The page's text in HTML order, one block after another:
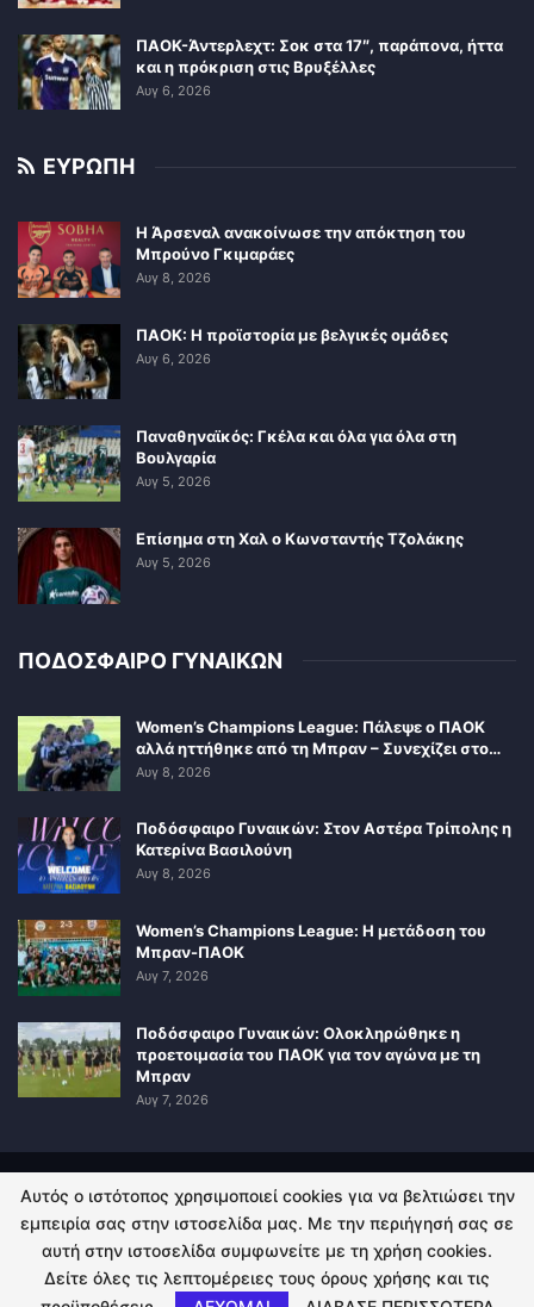
ΠΑΟΚ-Άντερλεχτ: Σοκ στα 17″, παράπονα, ήττα
και η πρόκριση στις Βρυξέλλες
Αυγ 6, 2026
ΕΥΡΩΠΗ
Η Άρσεναλ ανακοίνωσε την απόκτηση του
Μπρούνο Γκιμαράες
Αυγ 8, 2026
ΠΑΟΚ: Η προϊστορία με βελγικές ομάδες
Αυγ 6, 2026
Παναθηναϊκός: Γκέλα και όλα για όλα στη
Βουλγαρία
Αυγ 5, 2026
Επίσημα στη Χαλ ο Κωνσταντής Τζολάκης
Αυγ 5, 2026
ΠΟΔΟΣΦΑΙΡΟ ΓΥΝΑΙΚΩΝ
Women’s Champions League: Πάλεψε ο ΠΑΟΚ
αλλά ηττήθηκε από τη Μπραν – Συνεχίζει στο…
Αυγ 8, 2026
Ποδόσφαιρο Γυναικών: Στον Αστέρα Τρίπολης η
Κατερίνα Βασιλούνη
Αυγ 8, 2026
Women’s Champions League: Η μετάδοση του
Μπραν-ΠΑΟΚ
Αυγ 7, 2026
Ποδόσφαιρο Γυναικών: Ολοκληρώθηκε η
προετοιμασία του ΠΑΟΚ για τον αγώνα με τη
Μπραν
Αυγ 7, 2026
ΠΟΛΙΤΙΚΗ ΑΠΟΡΡΗΤΟΥ ΕΠΙΚΟΙΝΩΝΙΑ
© 2026 - Kingsport.gr. All Rights Reserved.
Αυτός ο ιστότοπος χρησιμοποιεί cookies για να βελτιώσει την
εμπειρία σας στην ιστοσελίδα μας. Με την περιήγησή σας σε
αυτή στην ιστοσελίδα συμφωνείτε με τη χρήση cookies.
Δείτε όλες τις λεπτομέρειες τους όρους χρήσης και τις